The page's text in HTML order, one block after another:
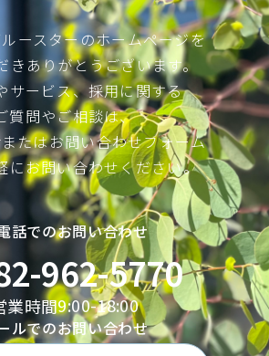
ースターのホームページを
きありがとうございます。
サービス、採用に関する
質問やご相談は、
たはお問い合わせフォーム
にお問い合わせください。
話でのお問い合わせ
962-5770
業時間9:00-18:00
ルでのお問い合わせ